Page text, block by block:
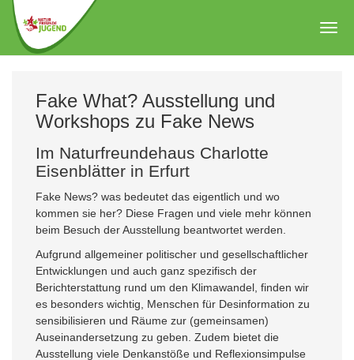
Zum
Hauptinhalt
springen
Fake What? Ausstellung und
Workshops zu Fake News
Im Naturfreundehaus Charlotte
Eisenblätter in Erfurt
Fake News? was bedeutet das eigentlich und wo
kommen sie her? Diese Fragen und viele mehr können
beim Besuch der Ausstellung beantwortet werden.
Aufgrund allgemeiner politischer und gesellschaftlicher
Entwicklungen und auch ganz spezifisch der
Berichterstattung rund um den Klimawandel, finden wir
es besonders wichtig, Menschen für Desinformation zu
sensibilisieren und Räume zur (gemeinsamen)
Auseinandersetzung zu geben. Zudem bietet die
Ausstellung viele Denkanstöße und Reflexionsimpulse